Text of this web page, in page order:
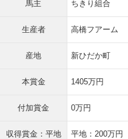
馬主 ちきり組合
生産者 高橋フアーム
産地 新ひだか町
本賞金 1405万円
付加賞金 0万円
収得賞金：平地 平地：200万円